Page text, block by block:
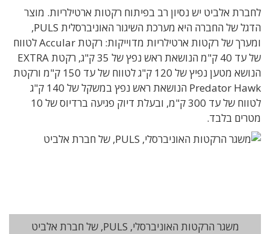
לחברת אלביט יש נסיון רב בפיתוח רקטות ארטילריות. מוצר
הדגל של החברה היא מערכת השיגור האוניברסלית PULS,
ומערך של רקטות ארטילריות מדוייקות: רקטת Accular לטווח
של עד 40 ק"מ הנושאת ראש נפץ של 35 ק"ג, רקטת EXTRA
הנושא מטען נפיץ של 120 ק"ג לטווח של עד 150 ק"מ ורקטת
Predator Hawk הנושאת ראש נפץ במשקל של 140 ק"ג
לטווח של עד 300 ק"מ, ובעלת דיוק פגיעה ברדיוס של 10
מטרים בלבד.
משגר הרקטות האוניברסלי, PULS, של חברת אלביט